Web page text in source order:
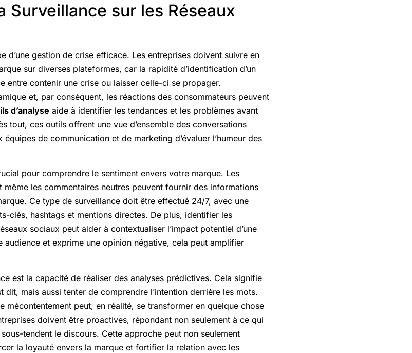
Surveillance sur les Réseaux
d’une gestion de crise efficace. Les entreprises doivent suivre en
sur diverses plateformes, car la rapidité d’identification d’un
entre contenir une crise ou laisser celle-ci se propager.
et, par conséquent, les réactions des consommateurs peuvent
d’analyse aide à identifier les tendances et les problèmes avant
tout, ces outils offrent une vue d’ensemble des conversations
de communication et de marketing d’évaluer l’humeur des
pour comprendre le sentiment envers votre marque. Les
les commentaires neutres peuvent fournir des informations
Ce type de surveillance doit être effectué 24/7, avec une
clés, hashtags et mentions directes. De plus, identifier les
sociaux peut aider à contextualiser l’impact potentiel d’une
audience et exprime une opinion négative, cela peut amplifier
est la capacité de réaliser des analyses prédictives. Cela signifie
dit, mais aussi tenter de comprendre l’intention derrière les mots.
mécontentement peut, en réalité, se transformer en quelque chose
doivent être proactives, répondant non seulement à ce qui
tendent le discours. Cette approche peut non seulement
la loyauté envers la marque et fortifier la relation avec les